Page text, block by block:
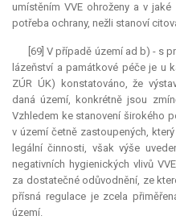
umístěním VVE ohroženy a v
potřeba ochrany, nežli stanoví
[69] V případě území ad b) - s
lázeňství a památkové péče je u
ZÚR ÚK) konstatováno, že
daná území, konkrétně jsou
Vzhledem ke stanovení širokého
v území četně zastoupených,
legální činnosti, však výše
negativních hygienických vlivů
za dostatečné odůvodnění, ze
přísná regulace je zcela
území.